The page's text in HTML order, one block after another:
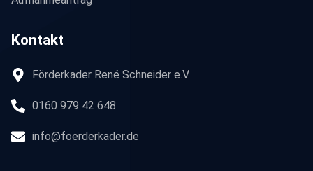
Kontakt
Förderkader René Schneider e.V.
0160 979 42 648
info@foerderkader.de